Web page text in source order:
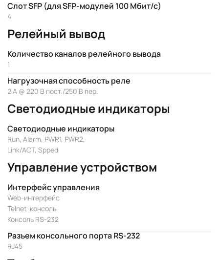
Слот SFP (для SFP-модулей 100 Мбит/с)
4
Релейный вывод
Количество каналов релейного вывода
1
Нагрузочная способность реле
2 А @ 220 В пост./250 В пер.
Светодиодные индикаторы
Светодиодные индикаторы
Run, Alarm, PWR1, PWR2,
Link/ACT, Spped
Управление устройством
Интерфейс управления
Web-интерфейс
Telnet-консоль
Консоль RS-232
Разъем консольного порта RS-232
RJ45